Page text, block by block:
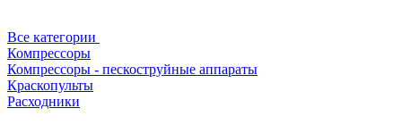
Все категории
Компрессоры
Компрессоры - пескоструйные аппараты
Краскопульты
Расходники